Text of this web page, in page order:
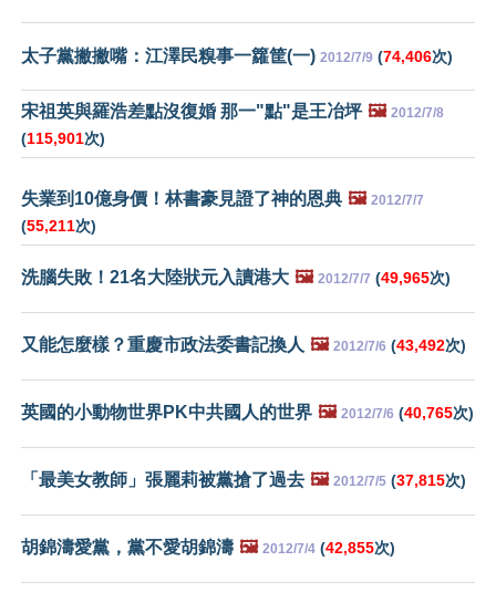
太子黨撇撇嘴：江澤民糗事一籮筐(一) 2012/7/9 (74,406次)
宋祖英與羅浩差點沒復婚 那一"點"是王冶坪 🖼️ 2012/7/8
(115,901次)
失業到10億身價！林書豪見證了神的恩典 🖼️ 2012/7/7
(55,211次)
洗腦失敗！21名大陸狀元入讀港大 🖼️ 2012/7/7 (49,965次)
又能怎麼樣？重慶市政法委書記換人 🖼️ 2012/7/6 (43,492次)
英國的小動物世界PK中共國人的世界 🖼️ 2012/7/6 (40,765次)
「最美女教師」張麗莉被黨搶了過去 🖼️ 2012/7/5 (37,815次)
胡錦濤愛黨，黨不愛胡錦濤 🖼️ 2012/7/4 (42,855次)